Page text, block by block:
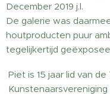
December 2019 j.l.
De galerie was
houtproducten puur
tegelijkertijd
Piet is 15 jaar lid van